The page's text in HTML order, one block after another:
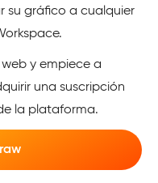
su gráfico a cualquier
y empiece a
una suscripción
la plataforma.